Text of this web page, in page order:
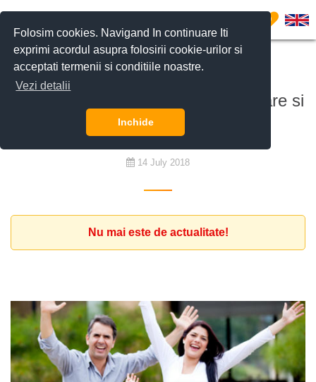
Folosim cookies. Navigand In continuare Iti
exprimi acordul asupra folosirii cookie-urilor si
acceptati termenii si conditiile noastre.
Vezi detalii
Inchide
0
De închiriat
Vila nemobilat cu minim 5 dormitoare si
gradina buget 3.600 euro
14 July 2018
Nu mai este de actualitate!